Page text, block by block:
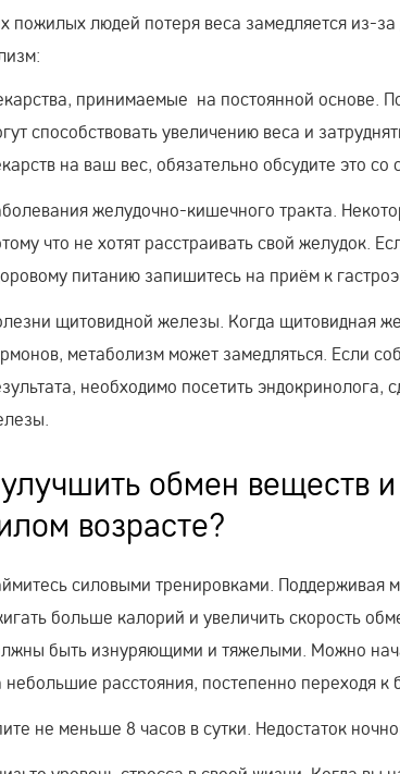
пожилых людей потеря веса замедляется из-
принимаемые на постоянной основе.
способствовать увеличению веса и
на ваш вес, обязательно обсудите это
желудочно-кишечного тракта.
что не хотят расстраивать свой
питанию запишитесь на приём к
щитовидной железы. Когда щитовидная
метаболизм может замедляться. Если
необходимо посетить
обмен веществ
возрасте?
силовыми тренировками.
больше калорий и увеличить скорость
быть изнуряющими и тяжелыми. Можно
небольшие расстояния, постепенно переходя к
не меньше 8 часов в сутки. Недостаток